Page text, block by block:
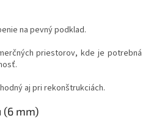
na pevný podklad.
priestorov, kde je potrebná
aj pri rekonštrukciách.
(6 mm)